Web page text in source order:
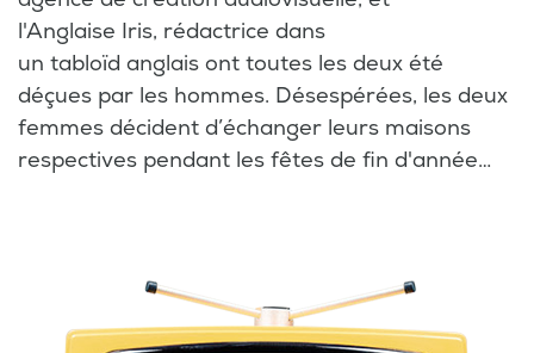
l'Anglaise Iris, rédactrice dans
un tabloïd anglais ont toutes les deux été
déçues par les hommes. Désespérées, les deux
femmes décident d’échanger leurs maisons
respectives pendant les fêtes de fin d'année…